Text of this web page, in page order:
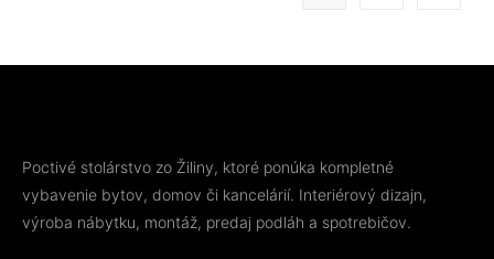
Poctivé stolárstvo zo Žiliny, ktoré ponúka kompletné
vybavenie bytov, domov či kancelárií. Interiérový dizajn,
výroba nábytku, montáž, predaj podláh a spotrebičov.